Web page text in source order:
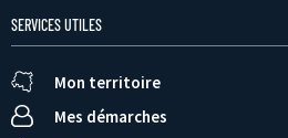
SERVICES UTILES
Mon territoire
Mes démarches